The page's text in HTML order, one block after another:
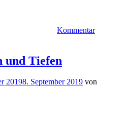
Kommentar
und Tiefen
20198. September 2019 von